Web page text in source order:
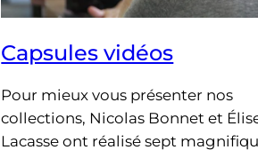
Capsules vidéos
Pour mieux vous présenter nos
collections, Nicolas Bonnet et
Lacasse ont réalisé sept